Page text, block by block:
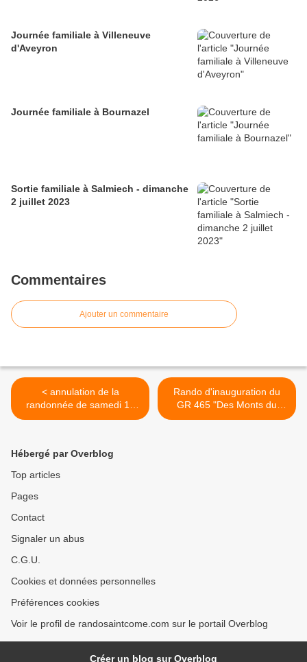
Journée familiale à Villeneuve
d'Aveyron
Journée familiale à Bournazel
Sortie familiale à Salmiech - dimanche
2 juillet 2023
Commentaires
Ajouter un commentaire
< annulation de la
randonnée de samedi 10
juin
Rando d'inauguration du
GR 465 "Des Monts du
Cantal à la Vallée du Lot" >
Hébergé par Overblog
Top articles
Pages
Contact
Signaler un abus
C.G.U.
Cookies et données personnelles
Préférences cookies
Voir le profil de randosaintcome.com sur le portail Overblog
Créer un blog sur Overblog